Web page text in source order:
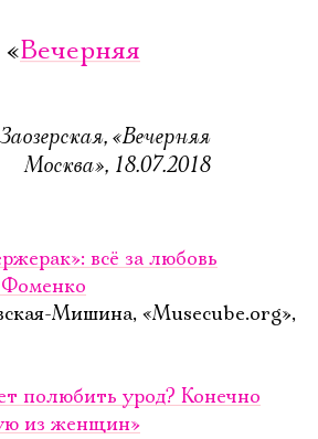
Вечерняя
«Вечерняя
Москва», 18.07.2018
всё за любовь
Мишина, «Musecube.org»,
полюбить урод? Конечно
из женщин»